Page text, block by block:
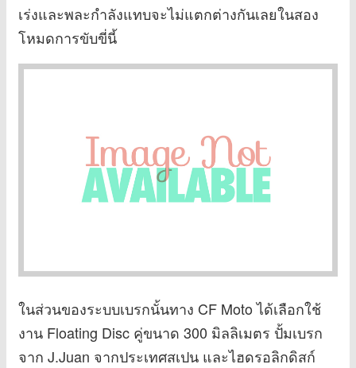
เร่งและพละกำลังแทบจะไม่แตกต่างกันเลยในสอง
โหมดการขับขี่นี้
ในส่วนของระบบเบรกนั้นทาง CF Moto ได้เลือกใช้
งาน Floating Disc คู่ขนาด 300 มิลลิเมตร ปั้มเบรก
จาก J.Juan จากประเทศสเปน และไฮดรอลิกดิสก์